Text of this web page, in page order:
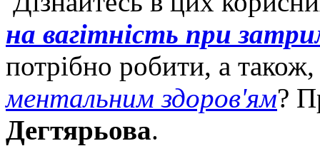
на вагітність при
потрібно робити, а
ментальним здоров'ям?
Дегтярьова.